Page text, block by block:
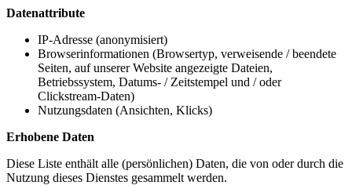
Datenattribute
IP-Adresse (anonymisiert)
Browserinformationen (Browsertyp, verweisende / beendete
Seiten, auf unserer Website angezeigte Dateien,
Betriebssystem, Datums- / Zeitstempel und / oder
Clickstream-Daten)
Nutzungsdaten (Ansichten, Klicks)
Erhobene Daten
Diese Liste enthält alle (persönlichen) Daten, die von oder durch die
Nutzung dieses Dienstes gesammelt werden.